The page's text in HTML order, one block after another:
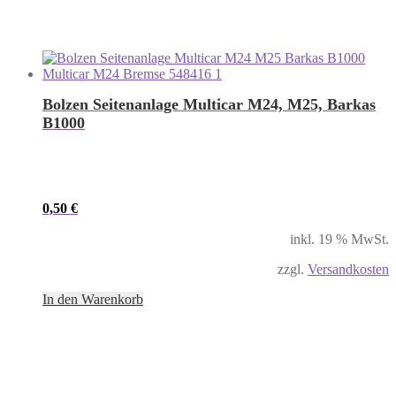
Bolzen Seitenanlage Multicar M24, M25, Barkas
B1000
0,50 €
inkl. 19 % MwSt.
zzgl. Versandkosten
In den Warenkorb